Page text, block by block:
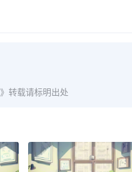
转载请标明出处